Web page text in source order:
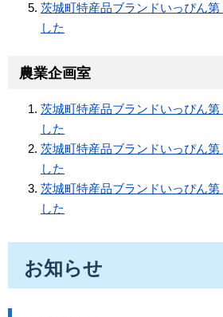
茨城町特産品ブランドいっぴん
した
農業企画室
茨城町特産品ブランドいっぴん
した
茨城町特産品ブランドいっぴん
した
茨城町特産品ブランドいっぴん
した
お知らせ